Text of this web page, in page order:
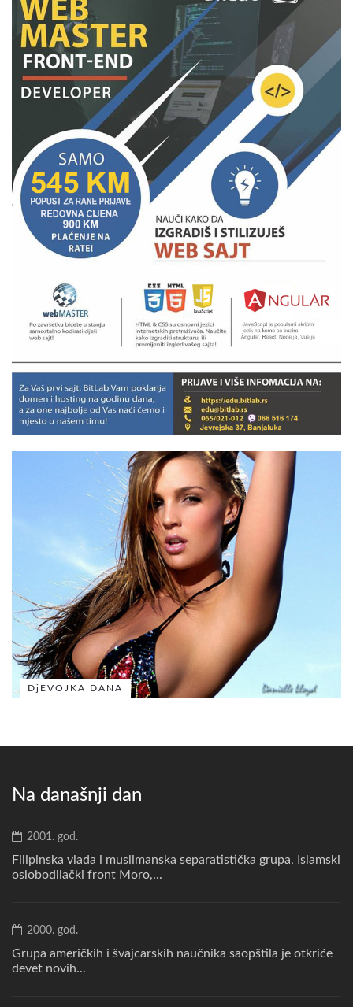
DjEVOJKA DANA
Na današnji dan
2001. god.
Filipinska vlada i muslimanska separatistička grupa, Islamski
oslobodilački front Moro,...
2000. god.
Grupa američkih i švajcarskih naučnika saopštila je otkriće
devet novih...